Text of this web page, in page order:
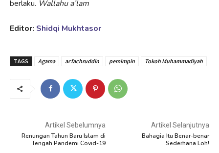
berlaku. Wallahu a’lam
Editor: Shidqi Mukhtasor
TAGS Agama ar fachruddin pemimpin Tokoh Muhammadiyah
Artikel Sebelumnya
Renungan Tahun Baru Islam di
Tengah Pandemi Covid-19
Artikel Selanjutnya
Bahagia Itu Benar-benar
Sederhana Loh!